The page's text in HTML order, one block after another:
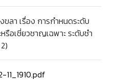
ลา เรื่อง การกำหนดระดับ
รือเชี่ยวชาญเฉพาะ ระดับชำ
11_1910.pdf